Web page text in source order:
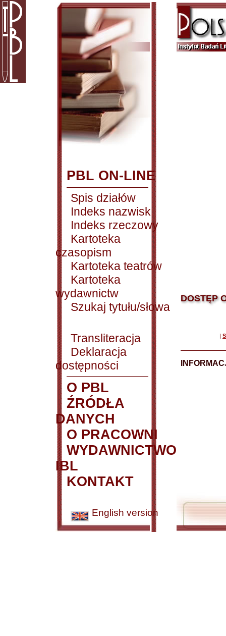
PBL ON-LINE
Spis działów
Indeks nazwisk
Indeks rzeczowy
Kartoteka
czasopism
Kartoteka teatrów
Kartoteka
wydawnictw
Szukaj tytułu/słowa
Transliteracja
Deklaracja
dostępności
O PBL
ŹRÓDŁA
DANYCH
O PRACOWNI
WYDAWNICTWO
IBL
KONTAKT
English version
DOSTĘP
|